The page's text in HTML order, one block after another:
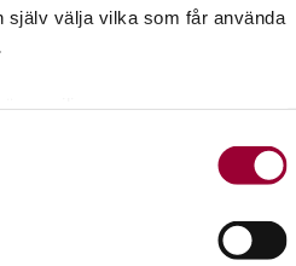
själv välja vilka som får använda
på upp till flera meter
personliga uppgifter behandlas
Söderhamn
Musik, Hund, Natur &